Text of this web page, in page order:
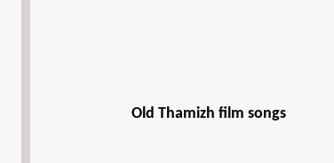
Old Thamizh film songs